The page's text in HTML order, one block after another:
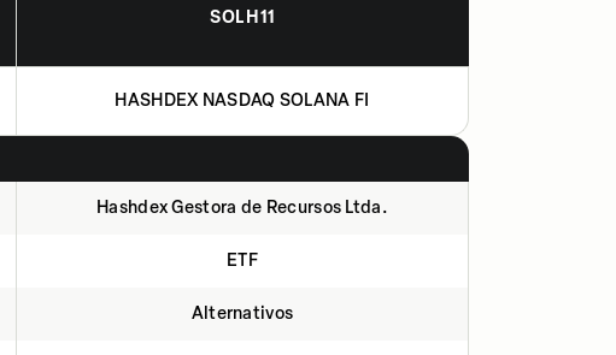
SOLH11
HASHDEX NASDAQ SOLANA FI
Hashdex Gestora de Recursos Ltda.
ETF
Alternativos